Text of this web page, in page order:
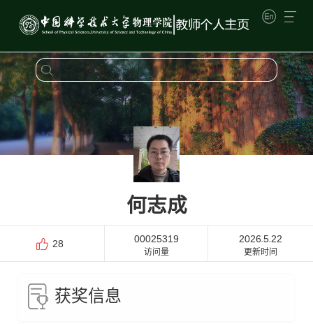
何志成
28 00025319
访问量
2026-5-22
更新时间
获奖信息